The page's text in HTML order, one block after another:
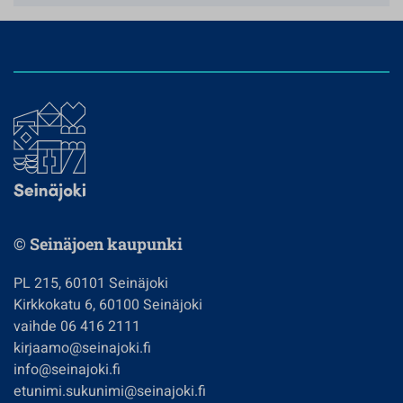
© Seinäjoen kaupunki
PL 215, 60101 Seinäjoki
Kirkkokatu 6, 60100 Seinäjoki
vaihde 06 416 2111
kirjaamo@seinajoki.fi
info@seinajoki.fi
etunimi.sukunimi@seinajoki.fi